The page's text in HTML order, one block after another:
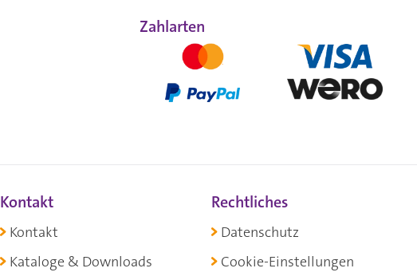
Zahlarten
Kontakt
Kontakt
Kataloge & Downloads
Rechtliches
Datenschutz
Cookie-Einstellungen